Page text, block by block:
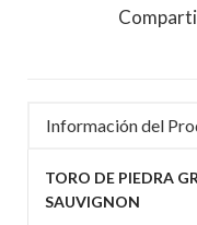
Información del
TORO DE PIEDRA
SAUVIGNON